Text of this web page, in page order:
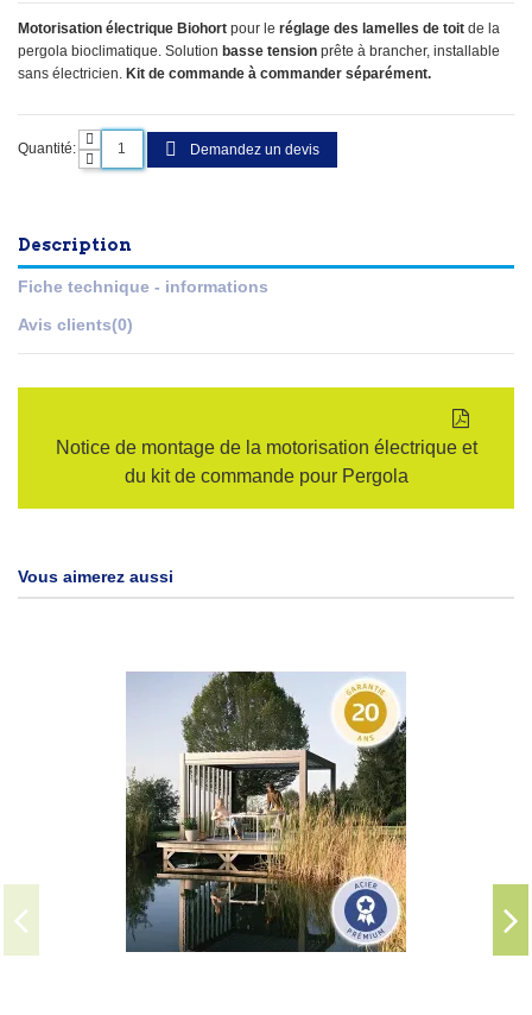
Motorisation électrique Biohort pour le réglage des lamelles de toit de la
pergola bioclimatique. Solution basse tension prête à brancher, installable
sans électricien. Kit de commande à commander séparément.
Quantité: Demandez un devis
Description
Fiche technique - informations
Avis clients(0)
Notice de montage de la motorisation électrique et
du kit de commande pour Pergola
Vous aimerez aussi